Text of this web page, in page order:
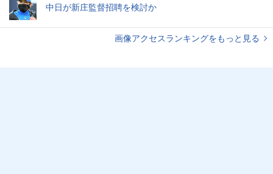
中日が新庄監督招聘を検討か
画像アクセスランキングをもっと見る